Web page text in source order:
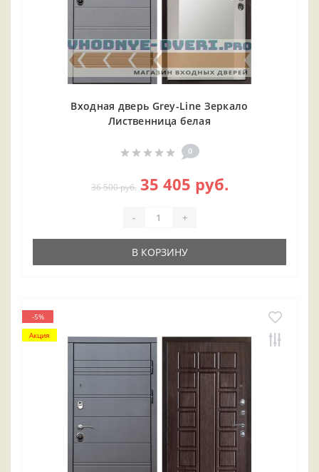
Входная дверь Grey-Line Зеркало
Лиственница белая
0
36 500 руб. 35 405 руб.
- +
В КОРЗИНУ
-5%
Акция